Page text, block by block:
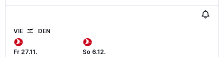
VIE DEN
Fr 27.11.
So 6.12.